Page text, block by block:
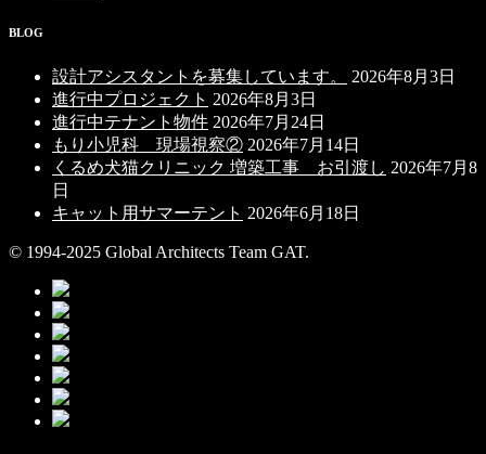
BLOG
設計アシスタントを募集しています。
2026年8月3日
進行中プロジェクト 2026年8月3日
進行中テナント物件 2026年7月24日
もり小児科 現場視察② 2026年7月14日
くるめ犬猫クリニック 増築工事 お引渡し 2026年7月8
日
キャット用サマーテント 2026年6月18日
© 1994-2025 Global Architects Team GAT.